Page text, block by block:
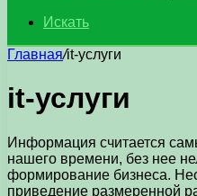
Искать
Главная/it-услуги
it-услуги
Информация считается
нашего времени, без нее
формирование бизнеса.
приведение размеренной